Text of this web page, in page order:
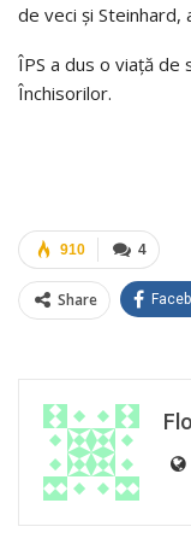
de veci și Steinhard,
ÎPS a dus o viață
Închisorilor.
4
910
Share